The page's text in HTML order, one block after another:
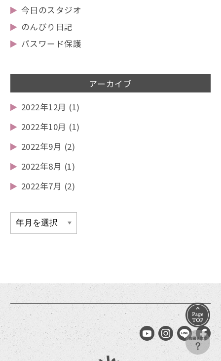
今日のスタジオ
のんびり日記
パスワード保護
アーカイブ
2022年12月 (1)
2022年10月 (1)
2022年9月 (2)
2022年8月 (1)
2022年7月 (2)